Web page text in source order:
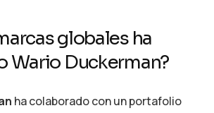
globales ha
Wario Duckerman?
ha colaborado con un portafolio